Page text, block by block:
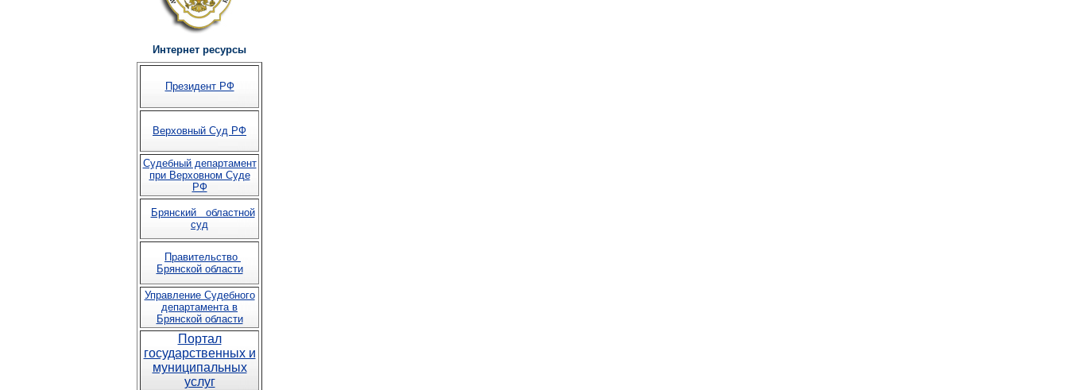
Интернет ресурсы
Президент РФ
Верховный Суд РФ
Судебный департамент
при Верховном Суде
РФ
Брянский областной
суд
Правительство
Брянской области
Управление Судебного
департамента в
Брянской области
Портал
государственных и
муниципальных
услуг